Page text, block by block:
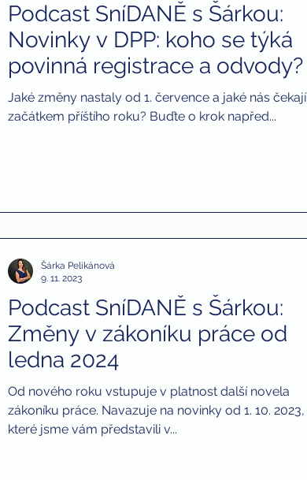
Podcast SníDANĚ s Šárkou:
Novinky v DPP: koho se týká
povinná registrace a odvody?
Jaké změny nastaly od 1. července a jaké nás čekají
začátkem příštího roku? Buďte o krok napřed...
Podcast SníDANĚ s Šárkou:
Změny v zákoníku práce od
ledna 2024
Od nového roku vstupuje v platnost další novela
zákoníku práce. Navazuje na novinky od 1. 10. 2023,
které jsme vám představili v...
Šárka Pelikánová
9. 11. 2023